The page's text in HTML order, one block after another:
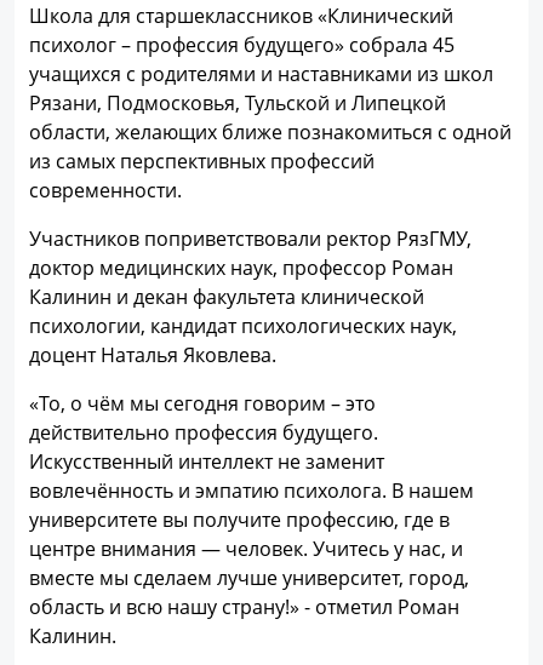
Школа для старшеклассников «Клинический
психолог – профессия будущего» собрала 45
учащихся с родителями и наставниками из школ
Рязани, Подмосковья, Тульской и Липецкой
области, желающих ближе познакомиться с одной
из самых перспективных профессий
современности.
Участников поприветствовали ректор РязГМУ,
доктор медицинских наук, профессор Роман
Калинин и декан факультета клинической
психологии, кандидат психологических наук,
доцент Наталья Яковлева.
«То, о чём мы сегодня говорим – это
действительно профессия будущего.
Искусственный интеллект не заменит
вовлечённость и эмпатию психолога. В нашем
университете вы получите профессию, где в
центре внимания — человек. Учитесь у нас, и
вместе мы сделаем лучше университет, город,
область и всю нашу страну!» - отметил Роман
Калинин.